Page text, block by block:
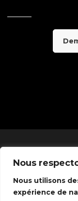
Nous
Nous utilisons
expérience de
© 2026